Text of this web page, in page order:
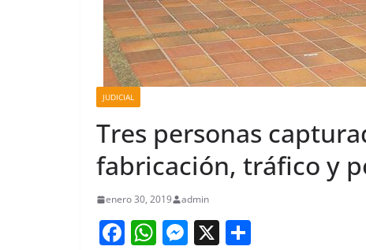
JUDICIAL
Tres personas
fabricación, tráfico y
enero 30, 2019 admin
F W M X